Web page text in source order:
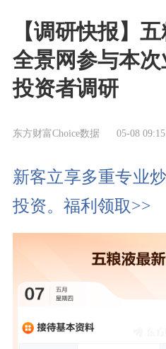
【调研快报】
全景网参与本
投资者调研
东方财富Choice数据 05-08 09:15
新客立享多重专业
投资。福利领取>>